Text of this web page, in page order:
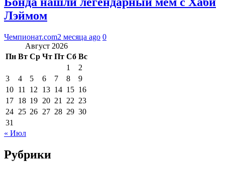
Лэймом
Чемпионат.com2 месяца ago 0
Август 2026
Пн Вт Ср Чт Пт Сб Вс
1
2
3
4 5 6 7 8
9
10 11 12 13 14 15 16
17 18 19 20 21 22 23
24 25 26 27 28 29 30
31
« Июл
Рубрики